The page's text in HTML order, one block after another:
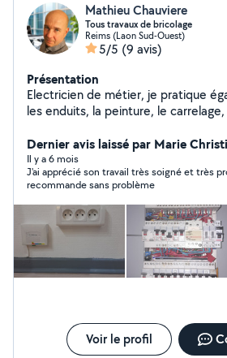
Mathieu Chauviere
Tous travaux de bricolage
Reims (Laon Sud-Ouest)
5/5 (9 avis)
Présentation
Electricien de métier, je pratique
les enduits, la peinture, le
outillé et disponible, je saurai
bien vos projets.
Dernier avis laissé par Marie
Il y a 6 mois
J'ai apprécié son travail très soigné et très
recommande sans problème
Voir le profil